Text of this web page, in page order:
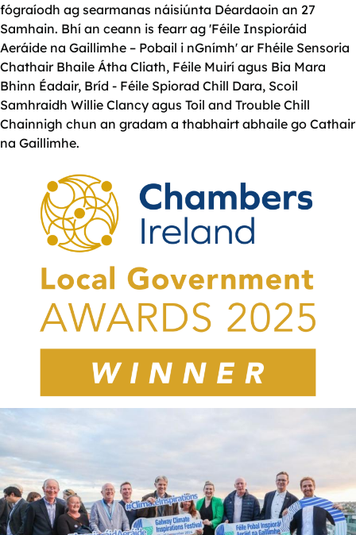
fógraíodh ag searmanas náisiúnta Déardaoin an 27
Samhain. Bhí an ceann is fearr ag 'Féile Inspioráid
Aeráide na Gaillimhe – Pobail i nGnímh' ar Fhéile Sensoria
Chathair Bhaile Átha Cliath, Féile Muirí agus Bia Mara
Bhinn Éadair, Bríd - Féile Spiorad Chill Dara, Scoil
Samhraidh Willie Clancy agus Toil and Trouble Chill
Chainnigh chun an gradam a thabhairt abhaile go Cathair
na Gaillimhe.